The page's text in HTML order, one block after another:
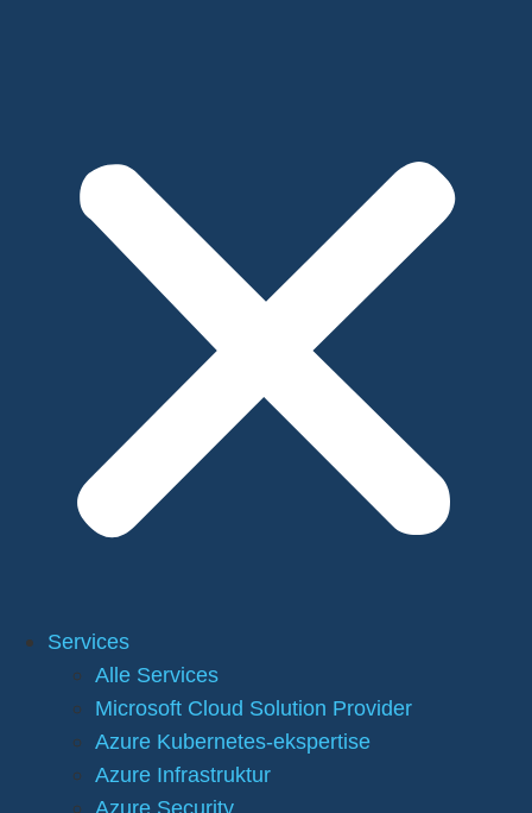
Services
Alle Services
Microsoft Cloud Solution Provider
Azure Kubernetes-ekspertise
Azure Infrastruktur